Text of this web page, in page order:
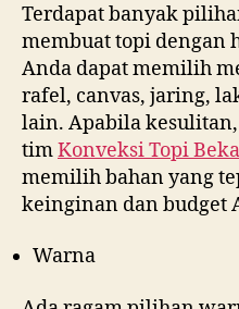
Terdapat banyak
membuat topi dengan
Anda dapat memilih
rafel, canvas, jaring,
lain. Apabila
timKonveksi Topi
memilih bahan yang
keinginan dan budget
Warna